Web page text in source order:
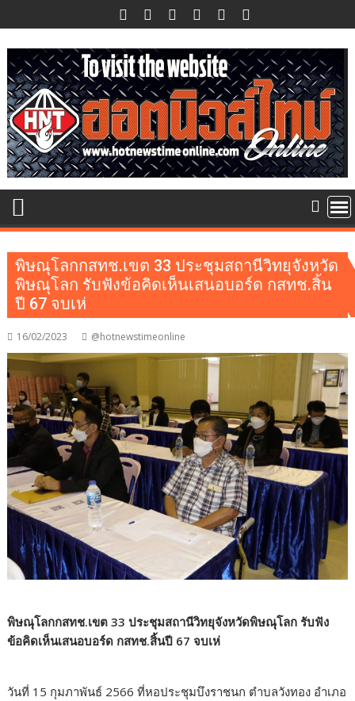
to
content
พิษณุโลกกสทช.เขต 33 ประชุมสถานีวิทยุจังหวัด
พิษณุโลก รับฟังข้อคิดเห็นเสนอบอร์ด กสทช.สิ้น
ปี 67 จบเห่
16/02/2023 @hotnewstimeonline
พิษณุโลกกสทช.เขต 33 ประชุมสถานีวิทยุจังหวัดพิษณุโลก รับฟัง
ข้อคิดเห็นเสนอบอร์ด กสทช.สิ้นปี 67 จบเห่
วันที่ 15 กุมภาพันธ์ 2566 ที่หอประชุมบึงราชนก ตำบลวังทอง อำเภอ